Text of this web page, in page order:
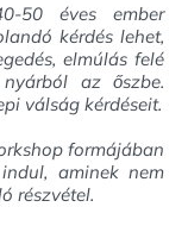
50 éves ember
kérdés lehet,
elmúlás felé
az őszbe.
válság kérdéseit.
formájában
aminek nem
részvétel.